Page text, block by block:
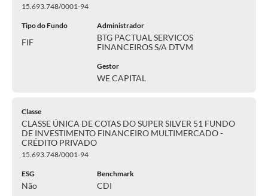
15.693.748/0001-94
Tipo do Fundo
FIF
Administrador
BTG PACTUAL SERVICOS
FINANCEIROS S/A DTVM
Gestor
WE CAPITAL
Classe
CLASSE ÚNICA DE COTAS DO SUPER SILVER 51 FUNDO
DE INVESTIMENTO FINANCEIRO MULTIMERCADO -
CRÉDITO PRIVADO
15.693.748/0001-94
ESG
Não
Benchmark
CDI